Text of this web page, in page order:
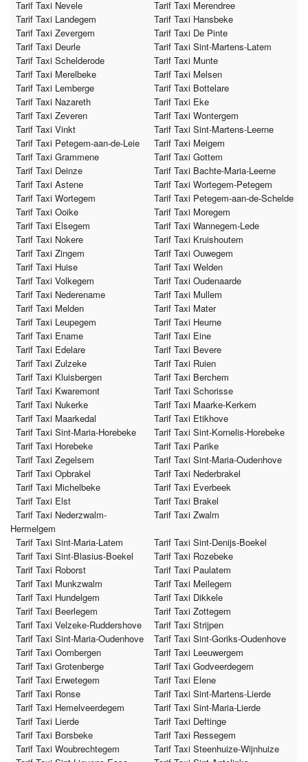
Tarif Taxi Nevele
Tarif Taxi Merendree
Tarif Taxi Landegem
Tarif Taxi Hansbeke
Tarif Taxi Zevergem
Tarif Taxi De Pinte
Tarif Taxi Deurle
Tarif Taxi Sint-Martens-Latem
Tarif Taxi Schelderode
Tarif Taxi Munte
Tarif Taxi Merelbeke
Tarif Taxi Melsen
Tarif Taxi Lemberge
Tarif Taxi Bottelare
Tarif Taxi Nazareth
Tarif Taxi Eke
Tarif Taxi Zeveren
Tarif Taxi Wontergem
Tarif Taxi Vinkt
Tarif Taxi Sint-Martens-Leerne
Tarif Taxi Petegem-aan-de-Leie
Tarif Taxi Meigem
Tarif Taxi Grammene
Tarif Taxi Gottem
Tarif Taxi Deinze
Tarif Taxi Bachte-Maria-Leerne
Tarif Taxi Astene
Tarif Taxi Wortegem-Petegem
Tarif Taxi Wortegem
Tarif Taxi Petegem-aan-de-Schelde
Tarif Taxi Ooike
Tarif Taxi Moregem
Tarif Taxi Elsegem
Tarif Taxi Wannegem-Lede
Tarif Taxi Nokere
Tarif Taxi Kruishoutem
Tarif Taxi Zingem
Tarif Taxi Ouwegem
Tarif Taxi Huise
Tarif Taxi Welden
Tarif Taxi Volkegem
Tarif Taxi Oudenaarde
Tarif Taxi Nederename
Tarif Taxi Mullem
Tarif Taxi Melden
Tarif Taxi Mater
Tarif Taxi Leupegem
Tarif Taxi Heurne
Tarif Taxi Ename
Tarif Taxi Eine
Tarif Taxi Edelare
Tarif Taxi Bevere
Tarif Taxi Zulzeke
Tarif Taxi Ruien
Tarif Taxi Kluisbergen
Tarif Taxi Berchem
Tarif Taxi Kwaremont
Tarif Taxi Schorisse
Tarif Taxi Nukerke
Tarif Taxi Maarke-Kerkem
Tarif Taxi Maarkedal
Tarif Taxi Etikhove
Tarif Taxi Sint-Maria-Horebeke
Tarif Taxi Sint-Kornelis-Horebeke
Tarif Taxi Horebeke
Tarif Taxi Parike
Tarif Taxi Zegelsem
Tarif Taxi Sint-Maria-Oudenhove
Tarif Taxi Opbrakel
Tarif Taxi Nederbrakel
Tarif Taxi Michelbeke
Tarif Taxi Everbeek
Tarif Taxi Elst
Tarif Taxi Brakel
Tarif Taxi Nederzwalm-
Hermelgem
Tarif Taxi Zwalm
Tarif Taxi Sint-Maria-Latem
Tarif Taxi Sint-Denijs-Boekel
Tarif Taxi Sint-Blasius-Boekel
Tarif Taxi Rozebeke
Tarif Taxi Roborst
Tarif Taxi Paulatem
Tarif Taxi Munkzwalm
Tarif Taxi Meilegem
Tarif Taxi Hundelgem
Tarif Taxi Dikkele
Tarif Taxi Beerlegem
Tarif Taxi Zottegem
Tarif Taxi Velzeke-Ruddershove
Tarif Taxi Strijpen
Tarif Taxi Sint-Maria-Oudenhove
Tarif Taxi Sint-Goriks-Oudenhove
Tarif Taxi Oombergen
Tarif Taxi Leeuwergem
Tarif Taxi Grotenberge
Tarif Taxi Godveerdegem
Tarif Taxi Erwetegem
Tarif Taxi Elene
Tarif Taxi Ronse
Tarif Taxi Sint-Martens-Lierde
Tarif Taxi Hemelveerdegem
Tarif Taxi Sint-Maria-Lierde
Tarif Taxi Lierde
Tarif Taxi Deftinge
Tarif Taxi Borsbeke
Tarif Taxi Ressegem
Tarif Taxi Woubrechtegem
Tarif Taxi Steenhuize-Wijnhuize